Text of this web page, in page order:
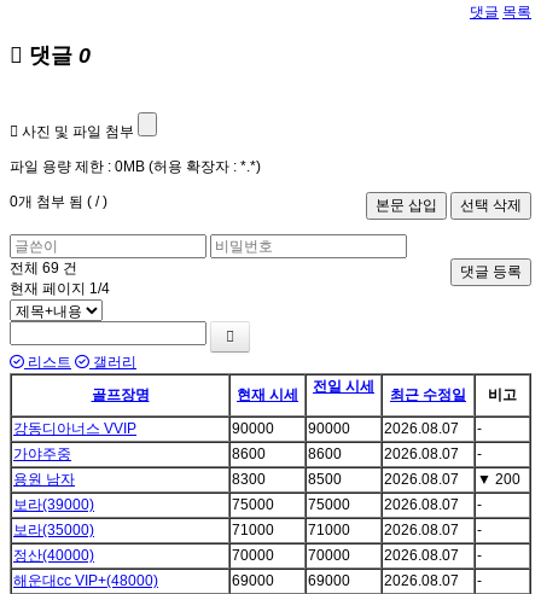
댓글 목록
댓글 0
사진 및 파일 첨부
파일 용량 제한 : 0MB (허용 확장자 : *.*)
0개 첨부 됨 ( /)
댓글 등록
전체 69 건
현재 페이지 1/4
리스트
갤러리
골프장명
현재 시세 전일 시세 최근 수정일
비고
강동디아너스 VVIP
90000 90000 2026.08.07
-
가야주중
8600 8600 2026.08.07
-
용원 남자
8300 8500 2026.08.07 ▼ 200
보라(39000)
75000 75000 2026.08.07
-
보라(35000)
71000 71000 2026.08.07
-
정산(40000)
70000 70000 2026.08.07
-
해운대cc VIP+(48000)
69000 69000 2026.08.07
-